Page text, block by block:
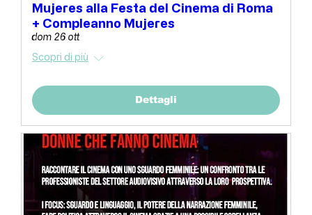
Mujeres alla Festa del Cinema di Roma
+ Compleanno Mujeres
dom 26 ott
Scopri di più
Dettagli